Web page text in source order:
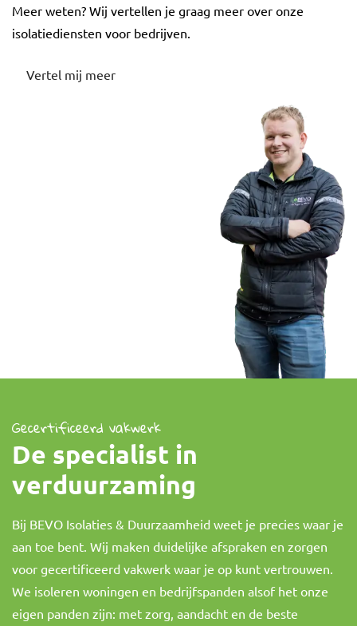
Meer weten? Wij vertellen je graag meer over onze
isolatiediensten voor bedrijven.
Vertel mij meer
Gecertificeerd vakwerk
De specialist in
verduurzaming
Bij BEVO Isolaties & Duurzaamheid weet je precies waar je
aan toe bent. Wij maken duidelijke afspraken en zorgen
voor gecertificeerd vakwerk waar je op kunt vertrouwen.
We isoleren woningen en bedrijfspanden alsof het onze
eigen panden zijn: met zorg, aandacht en de beste